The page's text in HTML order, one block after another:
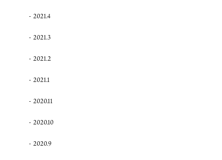
2021.4
2021.3
2021.2
2021.1
2020.11
2020.10
2020.9